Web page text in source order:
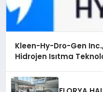
Kleen-Hy-Dro-Gen
Hidrojen Isıtma